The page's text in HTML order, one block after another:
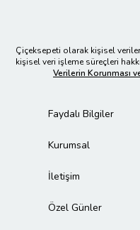
Çiçeksepeti olarak kişisel
kişisel veri işleme süreçleri
Verilerin Korunması
Faydalı Bilgiler
Kurumsal
İletişim
Özel Günler